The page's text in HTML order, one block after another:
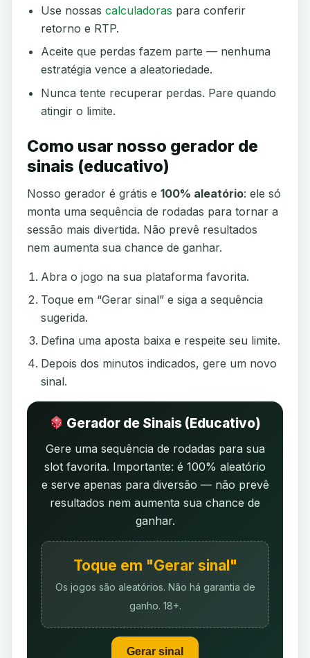
Use nossas calculadoras para conferir
retorno e RTP.
Aceite que perdas fazem parte — nenhuma
estratégia vence a aleatoriedade.
Nunca tente recuperar perdas. Pare quando
atingir o limite.
Como usar nosso gerador de
sinais (educativo)
Nosso gerador é grátis e 100% aleatório: ele só
monta uma sequência de rodadas para tornar a
sessão mais divertida. Não prevê resultados
nem aumenta sua chance de ganhar.
Abra o jogo na sua plataforma favorita.
Toque em “Gerar sinal” e siga a sequência
sugerida.
Defina uma aposta baixa e respeite seu limite.
Depois dos minutos indicados, gere um novo
sinal.
Gerador de Sinais (Educativo)
Gere uma sequência de rodadas para sua
slot favorita. Importante: é 100% aleatório
e serve apenas para diversão — não prevê
resultados nem aumenta sua chance de
ganhar.
Toque em "Gerar sinal"
Os jogos são aleatórios. Não há garantia de
ganho. 18+.
Gerar sinal